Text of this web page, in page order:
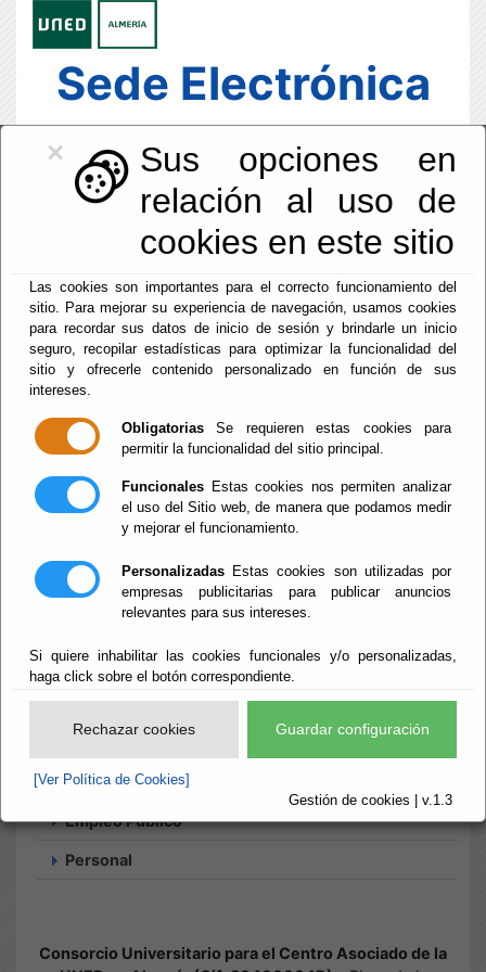
×
Sus opciones en
relación al uso de
cookies en este sitio
Las cookies son importantes para el correcto funcionamiento del
sitio. Para mejorar su experiencia de navegación, usamos cookies
para recordar sus datos de inicio de sesión y brindarle un inicio
seguro, recopilar estadísticas para optimizar la funcionalidad del
sitio y ofrecerle contenido personalizado en función de sus
intereses.
Obligatorias Se requieren estas cookies para
permitir la funcionalidad del sitio principal.
Funcionales Estas cookies nos permiten analizar
el uso del Sitio web, de manera que podamos medir
y mejorar el funcionamiento.
Personalizadas Estas cookies son utilizadas por
empresas publicitarias para publicar anuncios
relevantes para sus intereses.
Si quiere inhabilitar las cookies funcionales y/o personalizadas,
haga click sobre el botón correspondiente.
Rechazar cookies Guardar configuración
[Ver Política de Cookies]
Gestión de cookies | v.1.3
Sede Electrónica
17:25:32
Sab, 8 Agosto 2026
- Tablón de anuncios
Tablón de
anuncios
Búsqueda
Empleo Público
Personal
Consorcio Universitario para el Centro Asociado de la